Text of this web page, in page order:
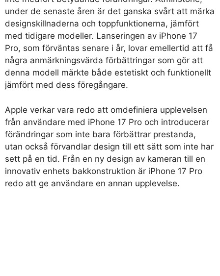
under de senaste åren är det ganska svårt att märka
designskillnaderna och toppfunktionerna, jämfört
med tidigare modeller. Lanseringen av iPhone 17
Pro, som förväntas senare i år, lovar emellertid att få
några anmärkningsvärda förbättringar som gör att
denna modell märkte både estetiskt och funktionellt
jämfört med dess föregångare.
Apple verkar vara redo att omdefiniera upplevelsen
från användare med iPhone 17 Pro och introducerar
förändringar som inte bara förbättrar prestanda,
utan också förvandlar design till ett sätt som inte har
sett på en tid. Från en ny design av kameran till en
innovativ enhets bakkonstruktion är iPhone 17 Pro
redo att ge användare en annan upplevelse.